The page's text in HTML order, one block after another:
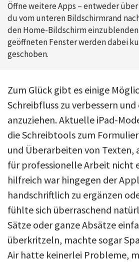
Öffne weitere Apps – entweder
du vom unteren Bildschirmrand
den Home-Bildschirm
geöffneten Fenster werden dabei
geschoben.
Zum Glück gibt es einige
Schreibfluss zu verbessern
anzuziehen. Aktuelle iPad-
die Schreibtools zum
und Überarbeiten von Texten,
für professionelle Arbeit nicht
hilfreich war hingegen der
handschriftlich zu ergänzen
fühlte sich überraschend
Sätze oder ganze Absätze
überkritzeln, machte sogar
Air hatte keinerlei Probleme,